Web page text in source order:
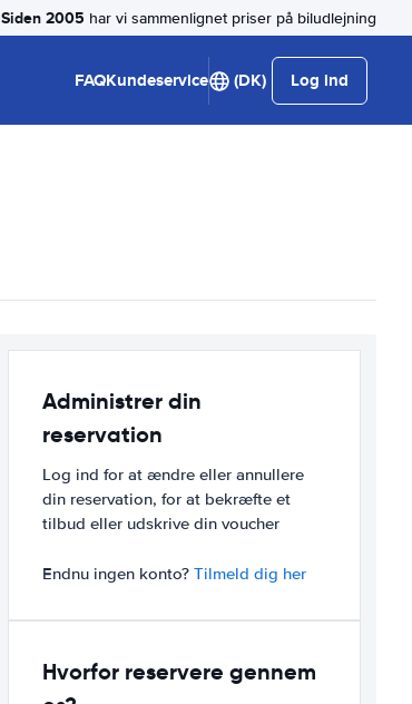
Siden 2005 har vi sammenlignet priser på biludlejning
FAQKundeservice (DK) Log ind
Administrer din
reservation
Log ind for at ændre eller annullere
din reservation, for at bekræfte et
tilbud eller udskrive din voucher
Endnu ingen konto? Tilmeld dig her
Hvorfor reservere gennem